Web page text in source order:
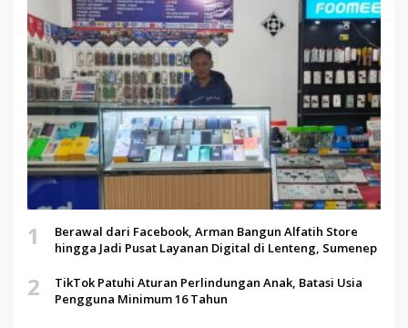
1
Berawal dari Facebook, Arman Bangun Alfatih Store
hingga Jadi Pusat Layanan Digital di Lenteng, Sumenep
2
TikTok Patuhi Aturan Perlindungan Anak, Batasi Usia
Pengguna Minimum 16 Tahun